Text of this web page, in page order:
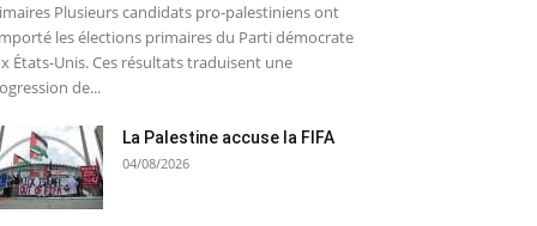
Plusieurs candidats pro-palestiniens ont
les élections primaires du Parti démocrate
États-Unis. Ces résultats traduisent une
de...
La Palestine accuse la FIFA
04/08/2026